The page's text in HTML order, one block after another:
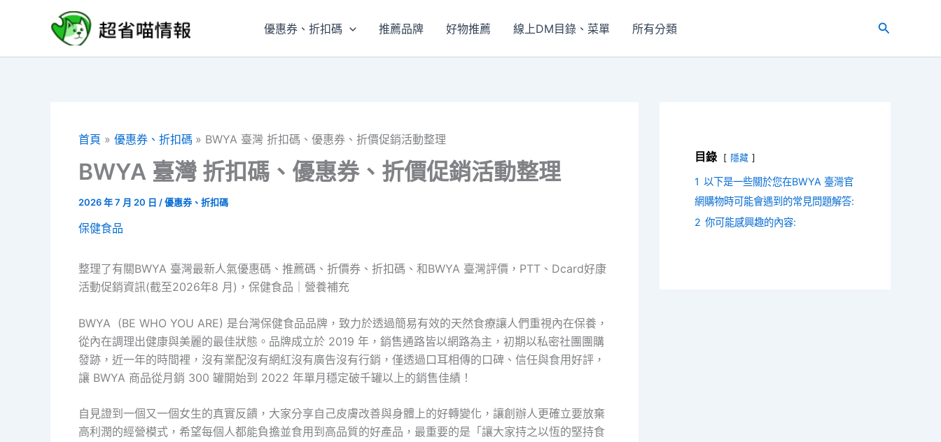
優惠券、折扣碼 推薦品牌 好物推薦 線上DM目錄、菜單 所有分類
搜
首頁 優惠券、折扣碼 BWYA 臺灣 折扣碼、優惠券、折價促銷活動整理
BWYA 臺灣 折扣碼、優惠券、折價促銷活動整理
2026 年 7 月 20 日 /優惠券、折扣碼
保健食品
整理了有關BWYA 臺灣最新人氣優惠碼、推薦碼、折價券、折扣碼、和BWYA 臺灣評價，PTT、Dcard好康
活動促銷資訊(截至2026年8 月)，保健食品｜營養補充
BWYA (BE WHO YOU ARE) 是台灣保健食品品牌，致力於透過簡易有效的天然食療讓人們重視內在保養，
從內在調理出健康與美麗的最佳狀態。品牌成立於 2019 年，銷售通路皆以網路為主，初期以私密社團團購
發跡，近一年的時間裡，沒有業配沒有網紅沒有廣告沒有行銷，僅透過口耳相傳的口碑、信任與食用好評，
讓 BWYA 商品從月銷 300 罐開始到 2022 年單月穩定破千罐以上的銷售佳績！
自見證到一個又一個女生的真實反饋，大家分享自己皮膚改善與身體上的好轉變化，讓創辦人更確立要放棄
高利潤的經營模式，希望每個人都能負擔並食用到高品質的好產品，最重要的是「讓大家持之以恆的堅持食
目錄 隱藏
1 以下是一些關於您在BWYA 臺灣官
網購物時可能會遇到的常見問題解答:
2 你可能感興趣的內容: